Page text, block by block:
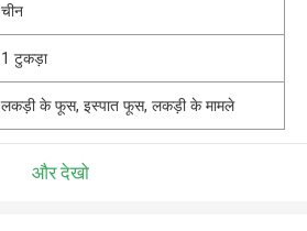
चीन
1 टुकड़ा
लकड़ी के फूस, इस्पात फूस, लकड़ी के मामले
और देखो